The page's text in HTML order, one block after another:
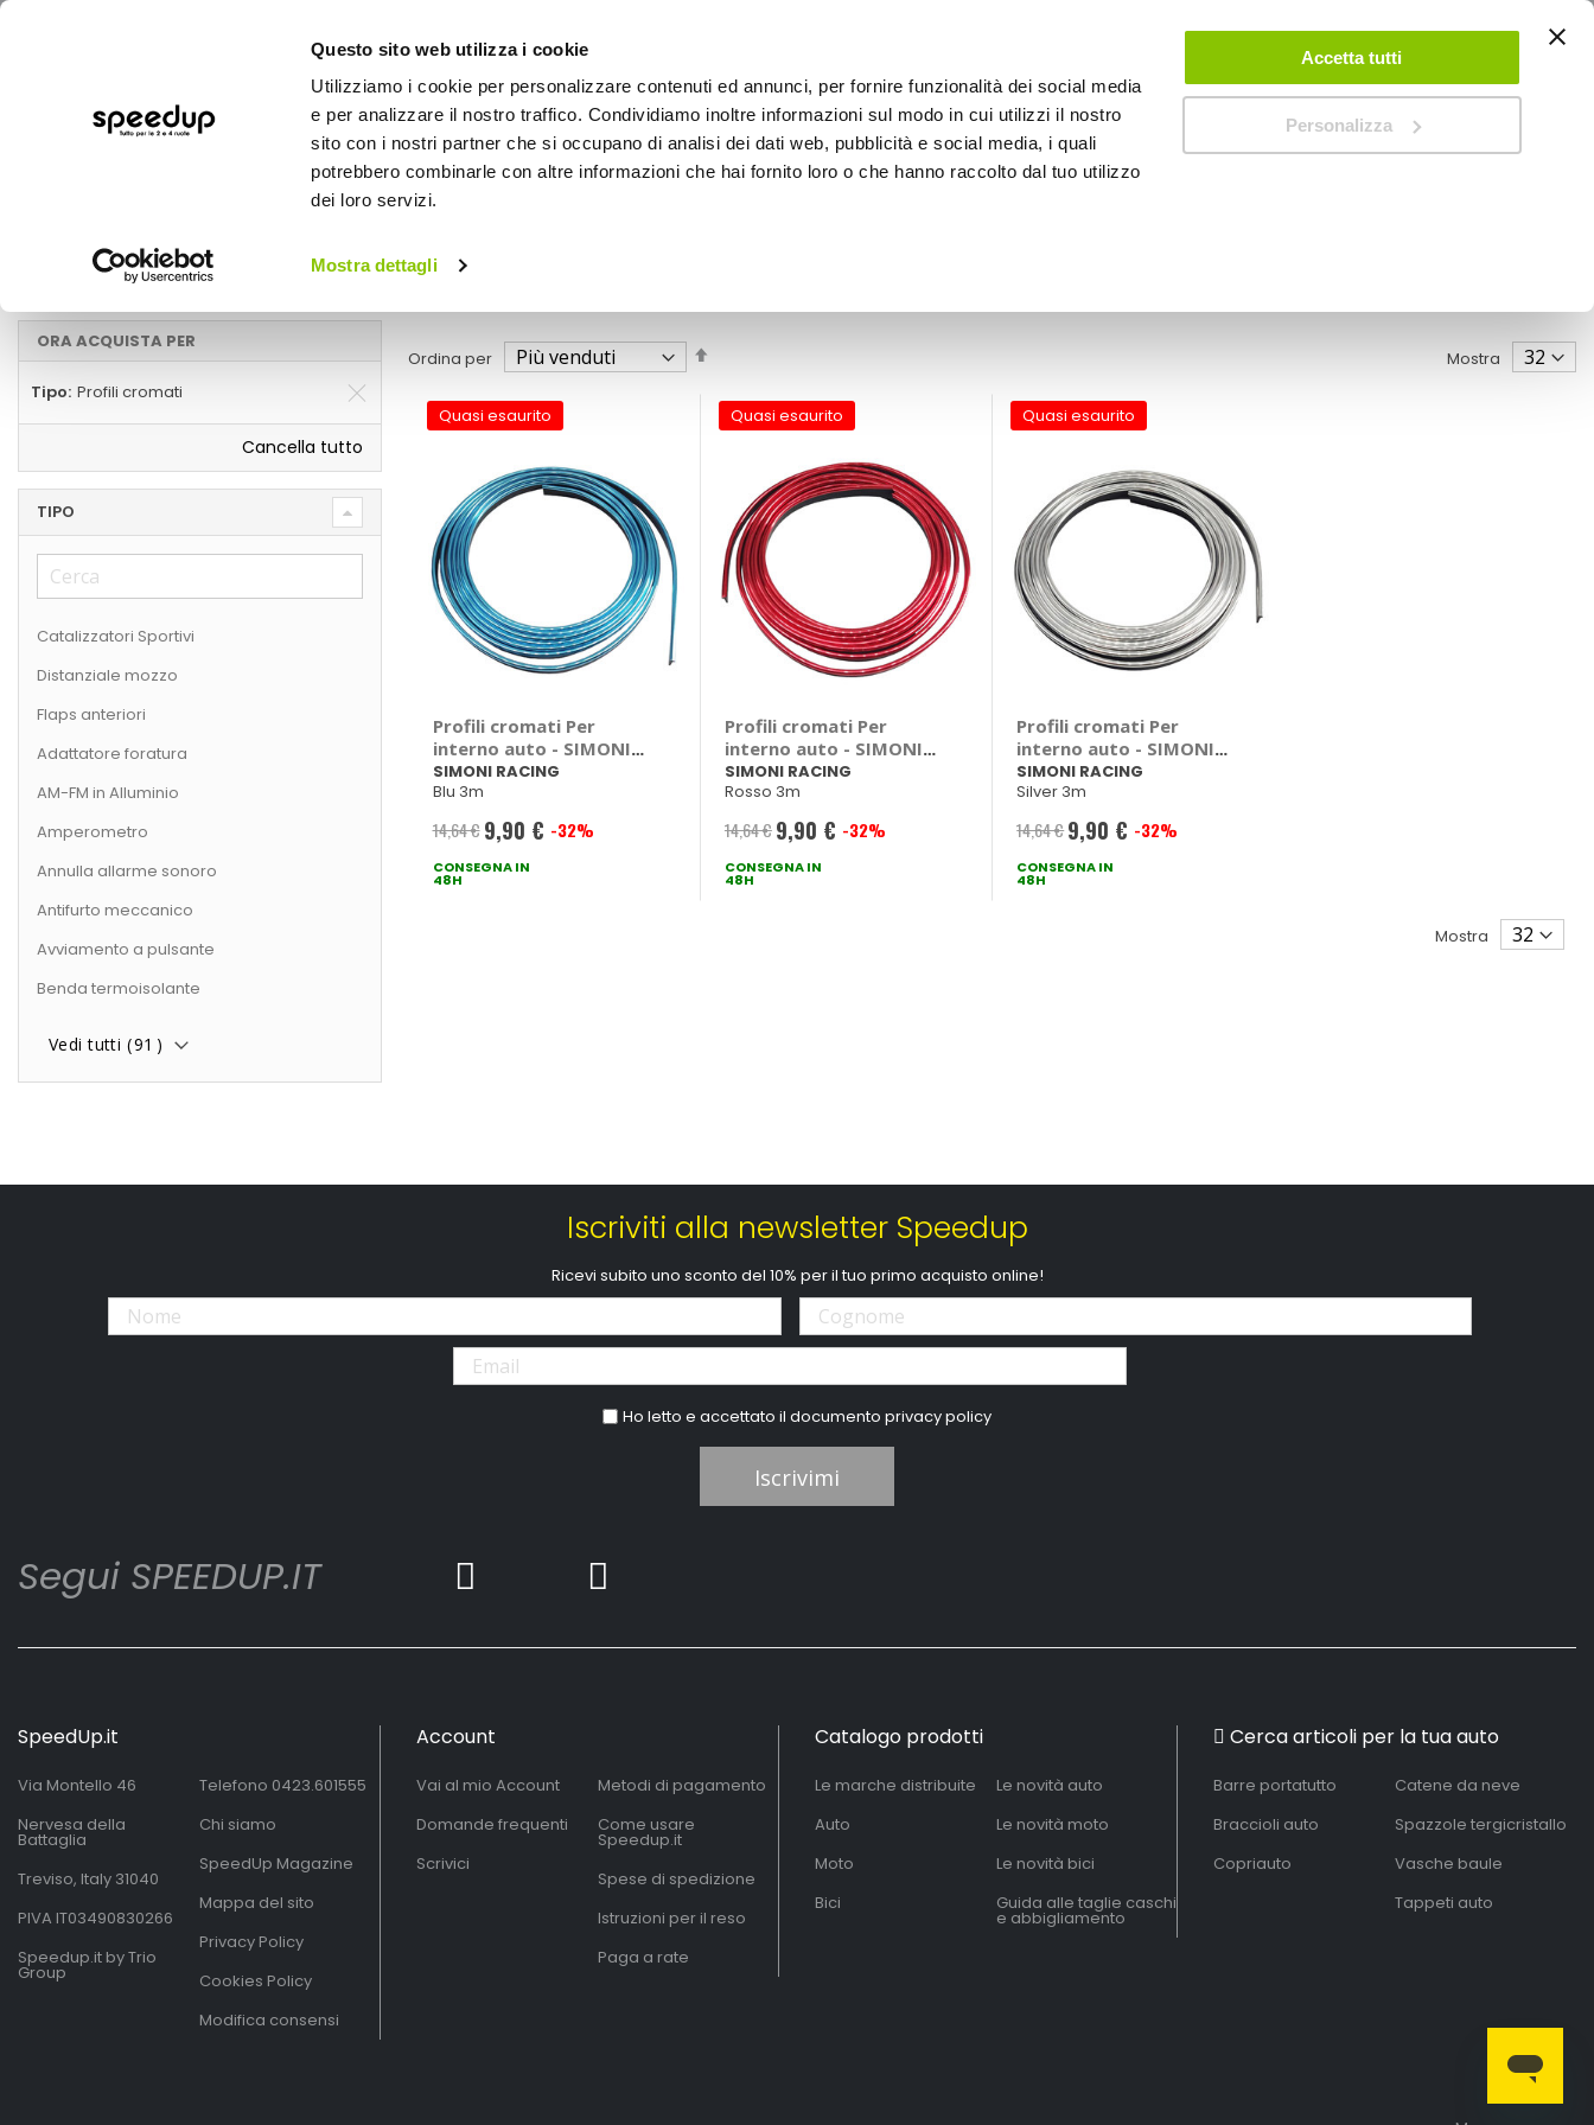
Questo sito web utilizza i cookie
Utilizziamo i cookie per personalizzare contenuti ed annunci, per fornire funzionalità dei social media
e per analizzare il nostro traffico. Condividiamo inoltre informazioni sul modo in cui utilizzi il nostro
sito con i nostri partner che si occupano di analisi dei dati web, pubblicità e social media, i quali
potrebbero combinarle con altre informazioni che hai fornito loro o che hanno raccolto dal tuo utilizzo
dei loro servizi.
Mostra dettagli
Accetta tutti
Personalizza
ACCEDI CREA UN ACCOUNT CONTATTACI
BICI OUTDOOR
Marche SIMONI RACING - Profili cromati
Profili cromati
Ordina per
decrescente
Mostra
Quasi esaurito
Profili cromati Per
interno auto - SIMONI
RACING
SIMONI RACING
Blu 3m
14,64 € Prezzo
speciale
9,90 € -32%
CONSEGNA IN
48H
Quasi esaurito
Profili cromati Per
interno auto - SIMONI
RACING
SIMONI RACING
Rosso 3m
14,64 € Prezzo
speciale
9,90 € -32%
CONSEGNA IN
48H
Quasi esaurito
Profili cromati Per
interno auto - SIMONI
RACING
SIMONI RACING
Silver 3m
14,64 € Prezzo
speciale
9,90 € -32%
CONSEGNA IN
48H
Mostra
ORA ACQUISTA PER
Tipo Profili cromati
Cancella tutto
TIPO
Catalizzatori Sportivi
Distanziale mozzo
Flaps anteriori
Adattatore foratura
AM-FM in Alluminio
Amperometro
Annulla allarme sonoro
Antifurto meccanico
Avviamento a pulsante
Benda termoisolante
Vedi tutti (91 )
Iscriviti alla newsletter Speedup
Ricevi subito uno sconto del 10% per il tuo primo acquisto online!
Ho letto e accettato il documentoprivacy policy
Iscrivimi
Segui SPEEDUP.IT
SpeedUp.it
Via Montello 46
Nervesa della
Battaglia
Treviso, Italy 31040
PIVA IT03490830266
Speedup.it by Trio
Group
Telefono 0423.601555
Chi siamo
SpeedUp Magazine
Mappa del sito
Privacy Policy
Cookies Policy
Modifica consensi
Account
Vai al mio Account
Domande frequenti
Scrivici
Metodi di pagamento
Come usare
Speedup.it
Spese di spedizione
Istruzioni per il reso
Paga a rate
Catalogo prodotti
Le marche distribuite
Auto
Moto
Bici
Le novità auto
Le novità moto
Le novità bici
Guida alle taglie caschi
e abbigliamento
Cerca articoli per la tua auto
Barre portatutto
Braccioli auto
Copriauto
Catene da neve
Spazzole tergicristallo
Vasche baule
Tappeti auto